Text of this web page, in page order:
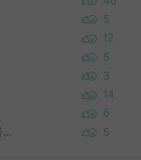
5
12
5
3
14
6
정보보안 연구하는 입장에선 식별가능한 사진을 올리는건 비추이긴함 5